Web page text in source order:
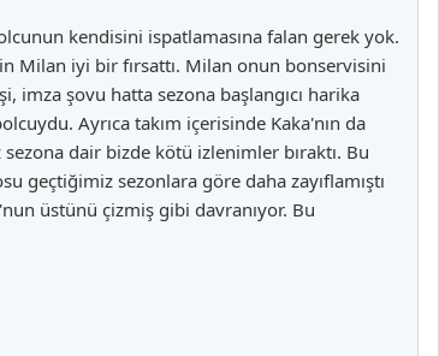
kendisini ispatlamasına falan gerek yok.
Milan iyi bir fırsattı. Milan onun bonservisini
imza şovu hatta sezona başlangıcı harika
Ayrıca takım içerisinde Kaka'nın da
dair bizde kötü izlenimler bıraktı. Bu
geçtiğimiz sezonlara göre daha zayıflamıştı
üstünü çizmiş gibi davranıyor. Bu